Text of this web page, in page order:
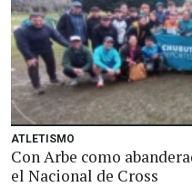
ATLETISMO
Con Arbe como
el Nacional de Cross